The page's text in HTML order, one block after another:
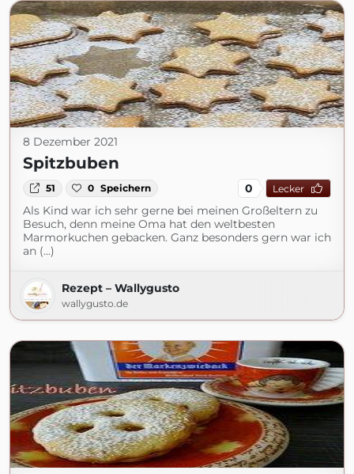
8 Dezember 2021
Spitzbuben
51 0 Speichern 0 Lecker
Als Kind war ich sehr gerne bei meinen Großeltern zu
Besuch, denn meine Oma hat den weltbesten
Marmorkuchen gebacken. Ganz besonders gern war ich
an (...)
Rezept – Wallygusto
wallygusto.de